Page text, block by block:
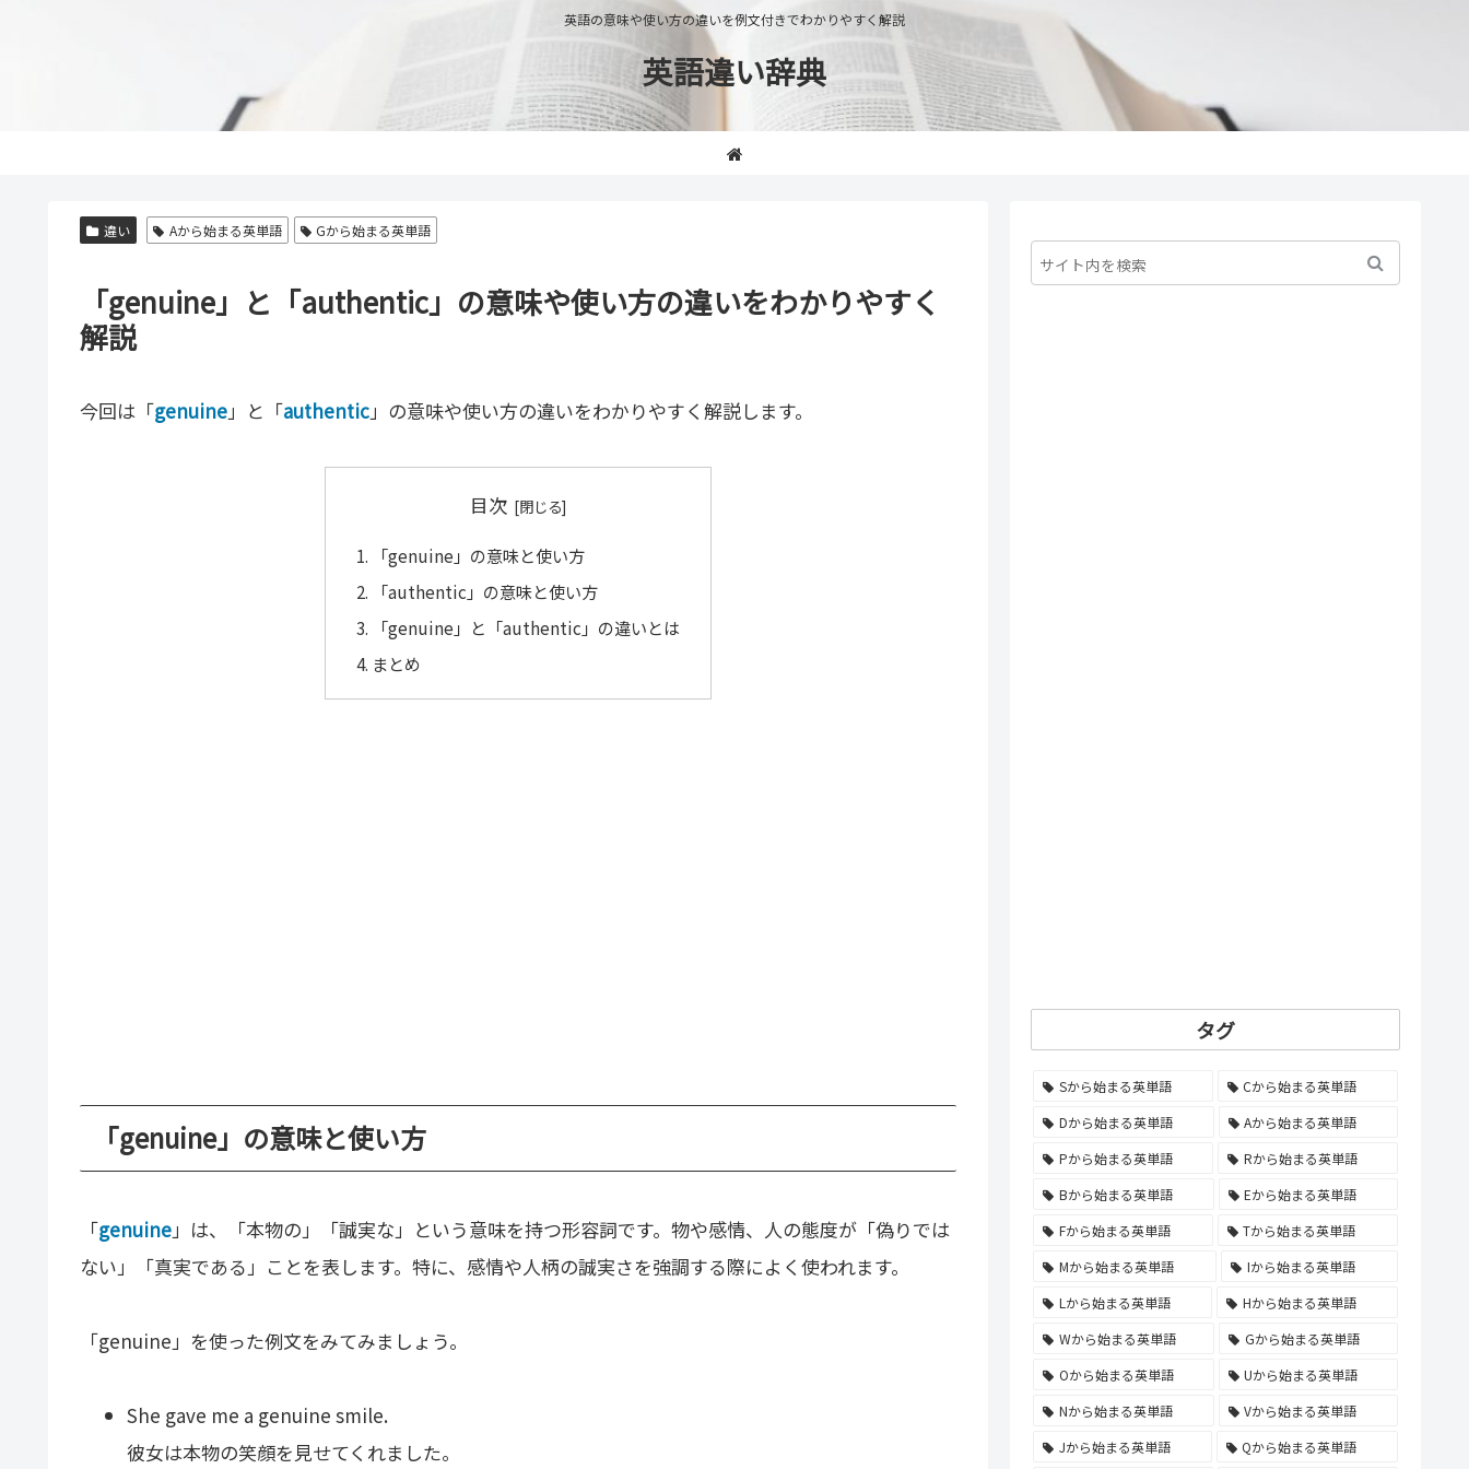
英語の意味や使い方の違いを例文付きでわかりやすく解説
英語違い辞典
違い Aから始まる英単語 Gから始まる英単語
「genuine」と「authentic」の意味や使い方の違いをわかりやすく
解説
今回は「genuine」と「authentic」の意味や使い方の違いをわかりやすく解説します。
目次
「genuine」の意味と使い方
「authentic」の意味と使い方
「genuine」と「authentic」の違いとは
まとめ
「genuine」の意味と使い方
「genuine」は、「本物の」「誠実な」という意味を持つ形容詞です。物や感情、人の態度が「偽りでは
ない」「真実である」ことを表します。特に、感情や人柄の誠実さを強調する際によく使われます。
「genuine」を使った例文をみてみましょう。
She gave me a genuine smile.
彼女は本物の笑顔を見せてくれました。
タグ
Sから始まる英単語
Cから始まる英単語
Dから始まる英単語
Aから始まる英単語
Pから始まる英単語
Rから始まる英単語
Bから始まる英単語
Eから始まる英単語
Fから始まる英単語
Tから始まる英単語
Mから始まる英単語
Iから始まる英単語
Lから始まる英単語
Hから始まる英単語
Wから始まる英単語
Gから始まる英単語
Oから始まる英単語
Uから始まる英単語
Nから始まる英単語
Vから始まる英単語
Jから始まる英単語
Qから始まる英単語